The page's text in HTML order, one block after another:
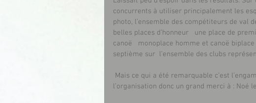
concurrents à utiliser principalement les
photo, l’ensemble des compétiteurs de val
belles places d’honneur   une place de
canoë   monoplace homme et canoë
septième sur  l’ensemble des clubs
l’organisation donc un grand merci à : Noé